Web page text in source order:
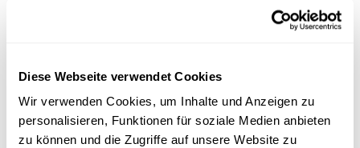
Diese Webseite verwendet Cookies
Wir verwenden Cookies, um Inhalte und Anzeigen zu
personalisieren, Funktionen für soziale Medien anbieten
zu können und die Zugriffe auf unsere Website zu